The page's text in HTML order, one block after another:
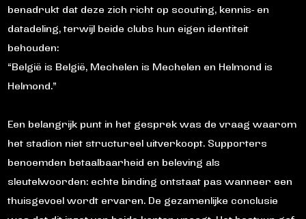
benadrukt dat deze zich richt op scouting, kennis- en
datadeling, terwijl beide clubs hun eigen identiteit
behouden:
“België is België, Mechelen is Mechelen en Helmond is
Helmond.”
Een belangrijk punt in het gesprek was de vraag waarom
het stadion niet structureel uitverkoopt. Supporters
benoemden betaalbaarheid en beleving als
sleutelwoorden: echte binding ontstaat pas wanneer een
thuisgevoel wordt ervaren. De gezamenlijke conclusie